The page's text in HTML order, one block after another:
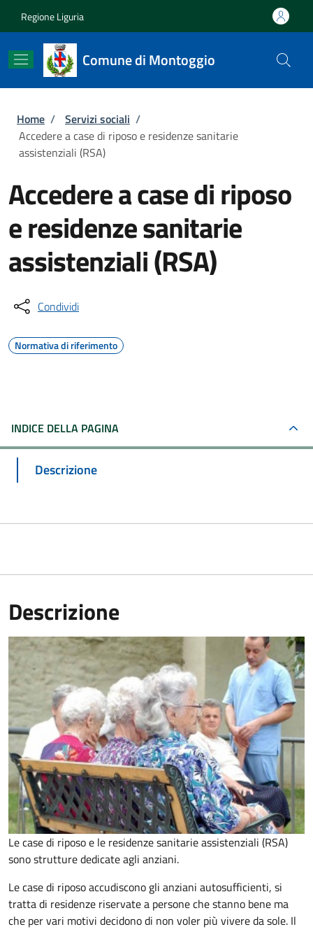
Regione Liguria
Comune di Montoggio
Briciole di pane
Home / Servizi sociali /
Accedere a case di riposo e residenze sanitarie
assistenziali (RSA)
Accedere a case di riposo
e residenze sanitarie
assistenziali (RSA)
Condividi
Normativa di riferimento
INDICE DELLA PAGINA
Descrizione
Descrizione
Le case di riposo e le residenze sanitarie assistenziali (RSA)
sono strutture dedicate agli anziani.
Le case di riposo accudiscono gli anziani autosufficienti, si
tratta di residenze riservate a persone che stanno bene ma
che per vari motivi decidono di non voler più vivere da sole. Il